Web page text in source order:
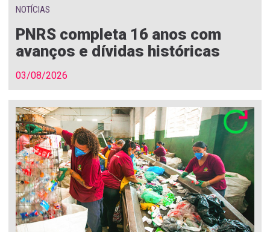
NOTÍCIAS
PNRS completa 16 anos com
avanços e dívidas históricas
03/08/2026